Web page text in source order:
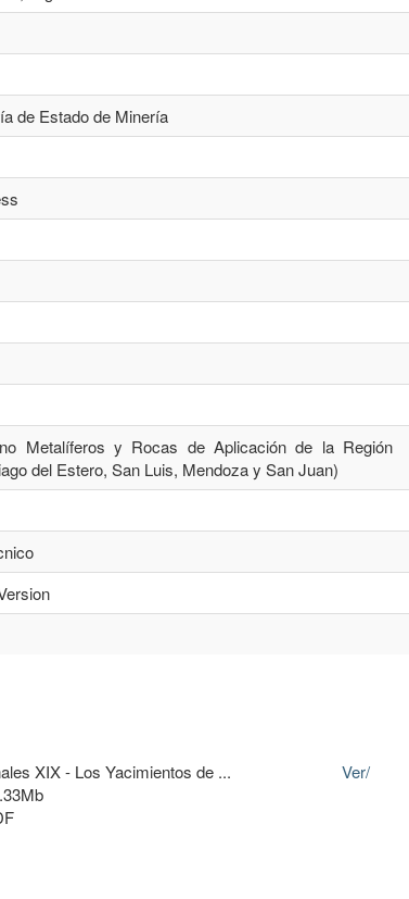
de Estado de Minería
Metalíferos y Rocas de Aplicación de la Región
del Estero, San Luis, Mendoza y San Juan)
XIX - Los Yacimientos de ... Ver/